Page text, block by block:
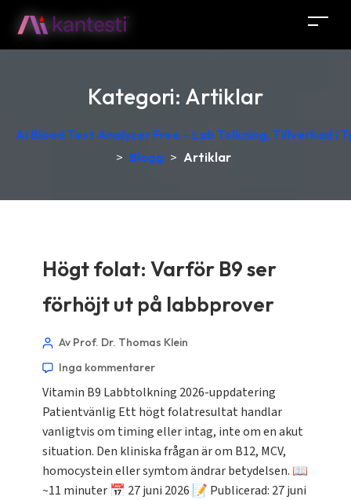
Kategori: Artiklar
AI Blood Test Analyzer Free – Lab Tolkning, Tillverkad i
> Blogg > Artiklar
Högt folat: Varför B9 ser
förhöjt ut på labbprover
Av Prof. Dr. Thomas Klein
Inga kommentarer
Vitamin B9 Labbtolkning 2026-uppdatering
Patientvänlig Ett högt folatresultat handlar
vanligtvis om timing eller intag, inte om en akut
situation. Den kliniska frågan är om B12, MCV,
homocystein eller symtom ändrar betydelsen. 📖
~11 minuter 📅 27 juni 2026 📝 Publicerad: 27 juni